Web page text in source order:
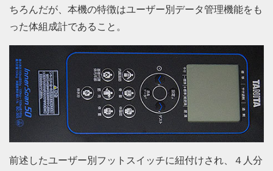
ちろんだが、本機の特徴はユーザー別データ管理機能をも
った体組成計であること。
前述したユーザー別フットスイッチに紐付けされ、４人分